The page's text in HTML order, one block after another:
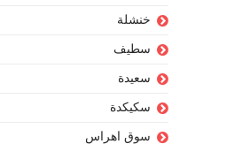
خنشلة
سطيف
سعيدة
سكيكدة
سوق اهراس